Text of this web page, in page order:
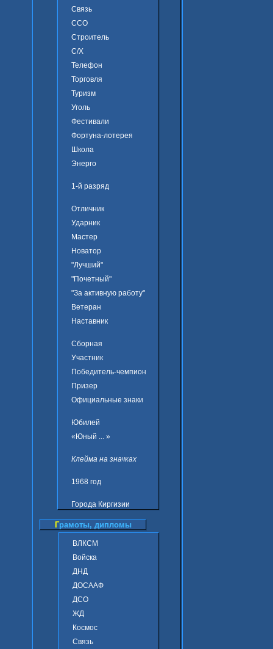
Связь
ССО
Строитель
С/Х
Телефон
Торговля
Туризм
Уголь
Фестивали
Фортуна-лотерея
Школа
Энерго
1-й разряд
Отличник
Ударник
Мастер
Новатор
"Лучший"
"Почетный"
"За активную работу"
Ветеран
Наставник
Сборная
Участник
Победитель-чемпион
Призер
Официальные знаки
Юбилей
«Юный ... »
Клейма на значках
1968 год
Города Киргизии
Грамоты, дипломы
ВЛКСМ
Войска
ДНД
ДОСААФ
ДСО
ЖД
Космос
Связь